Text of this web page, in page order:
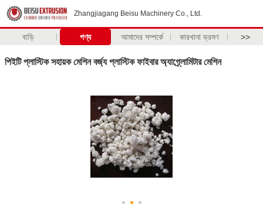
Zhangjiagang Beisu Machinery Co., Ltd.
বাড়ি পণ্য আমাদের সম্পর্কে কারখানা ভ্রমণ >>
পিইটি প্লাস্টিক সহায়ক মেশিন বর্জ্য প্লাস্টিক ফাইবার অ্যাগ্র্লোমিটার মেশিন